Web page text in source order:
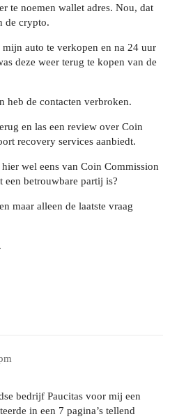
te noemen wallet adres. Nou, dat
de crypto.
auto te verkopen en na 24 uur
deze weer terug te kopen van de
heb de contacten verbroken.
en las een review over Coin
recovery services aanbiedt.
wel eens van Coin Commission
een betrouwbare partij is?
maar alleen de laatste vraag
bedrijf Paucitas voor mij een
in een 7 pagina’s tellend